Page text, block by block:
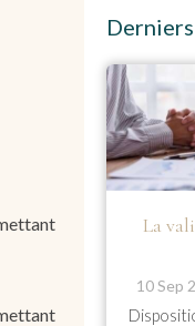
La
10 Sep